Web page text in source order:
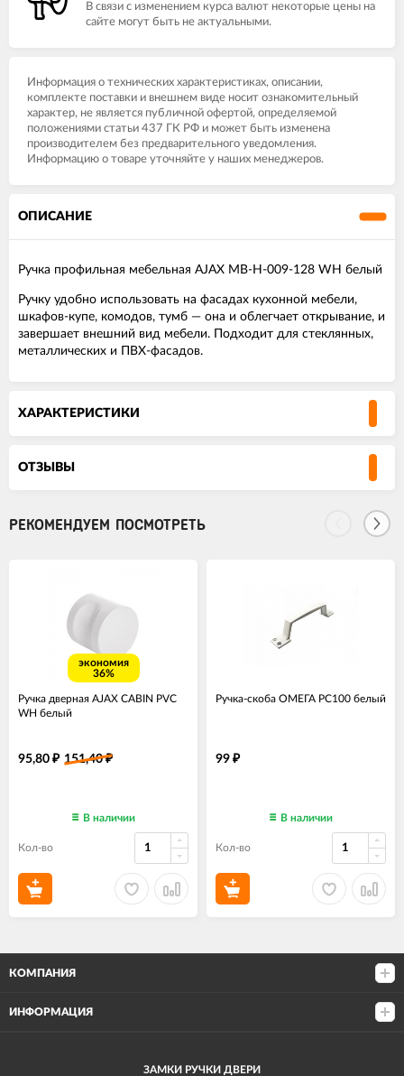
В связи с изменением курса валют некоторые цены на
сайте могут быть не актуальными.
Информация о технических характеристиках, описании,
комплекте поставки и внешнем виде носит ознакомительный
характер, не является публичной офертой, определяемой
положениями статьи 437 ГК РФ и может быть изменена
производителем без предварительного уведомления.
Информацию о товаре уточняйте у наших менеджеров.
ОПИСАНИЕ
Ручка профильная мебельная AJAX MB-H-009-128 WH белый
Ручку удобно использовать на фасадах кухонной мебели,
шкафов-купе, комодов, тумб — она и облегчает открывание, и
завершает внешний вид мебели. Подходит для стеклянных,
металлических и ПВХ-фасадов.
ХАРАКТЕРИСТИКИ
ОТЗЫВЫ
РЕКОМЕНДУЕМ ПОСМОТРЕТЬ
экономия
36%
Ручка дверная AJAX CABIN PVC
WH белый
95,80 ₽ 151,40₽
В наличии
Кол-во
Ручка-скоба ОМЕГА РС100 белый
99 ₽
В наличии
Кол-во
КОМПАНИЯ
ИНФОРМАЦИЯ
ЗАМКИ РУЧКИ ДВЕРИ